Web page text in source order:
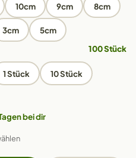
10cm 9cm 8cm
3cm 5cm
100 Stück
1 Stück 10 Stück
bei dir